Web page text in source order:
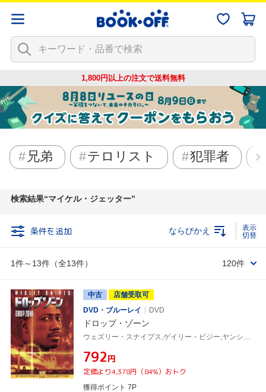
1,800円以上の注文で送料無料
兄弟 テロリスト 犯罪者
検索結果 マイケル・ジェッター
条件を追加
1件～13件（全13件）
ならびかえ
120件
中古
店舗受取可
DVD・ブルーレイ
DVD
ドロップ・ゾーン
¥792円
定価より4,378円（84%）おトク
獲得ポイント 7P